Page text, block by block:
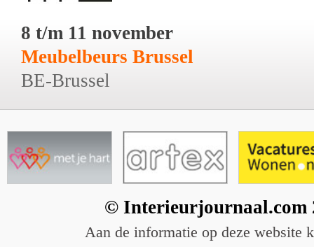
8 t/m 11 november
Meubelbeurs Brussel
BE-Brussel
© Interieurjournaal.com
Aan de informatie op deze website